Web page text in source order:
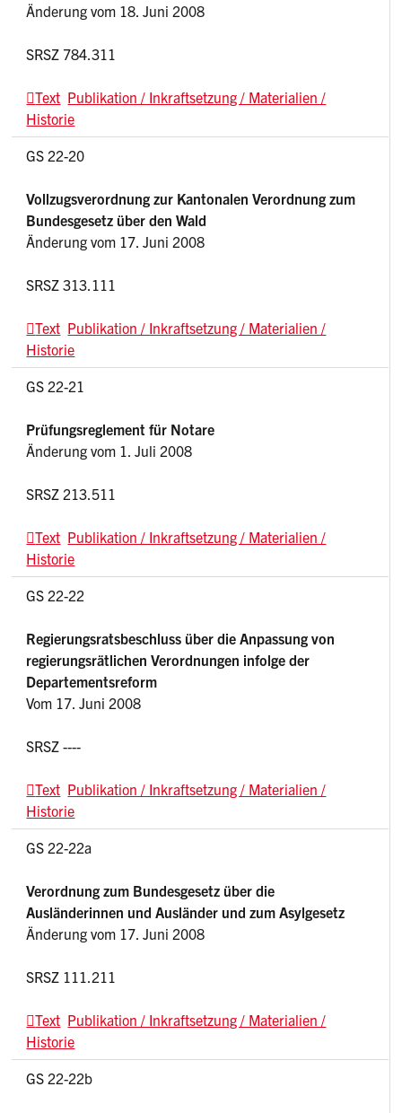
Änderung vom 18. Juni 2008
SRSZ 784.311
Text Publikation / Inkraftsetzung / Materialien /
Historie
GS 22-20
Vollzugsverordnung zur Kantonalen Verordnung zum
Bundesgesetz über den Wald
Änderung vom 17. Juni 2008
SRSZ 313.111
Text Publikation / Inkraftsetzung / Materialien /
Historie
GS 22-21
Prüfungsreglement für Notare
Änderung vom 1. Juli 2008
SRSZ 213.511
Text Publikation / Inkraftsetzung / Materialien /
Historie
GS 22-22
Regierungsratsbeschluss über die Anpassung von
regierungsrätlichen Verordnungen infolge der
Departementsreform
Vom 17. Juni 2008
SRSZ ----
Text Publikation / Inkraftsetzung / Materialien /
Historie
GS 22-22a
Verordnung zum Bundesgesetz über die
Ausländerinnen und Ausländer und zum Asylgesetz
Änderung vom 17. Juni 2008
SRSZ 111.211
Text Publikation / Inkraftsetzung / Materialien /
Historie
GS 22-22b